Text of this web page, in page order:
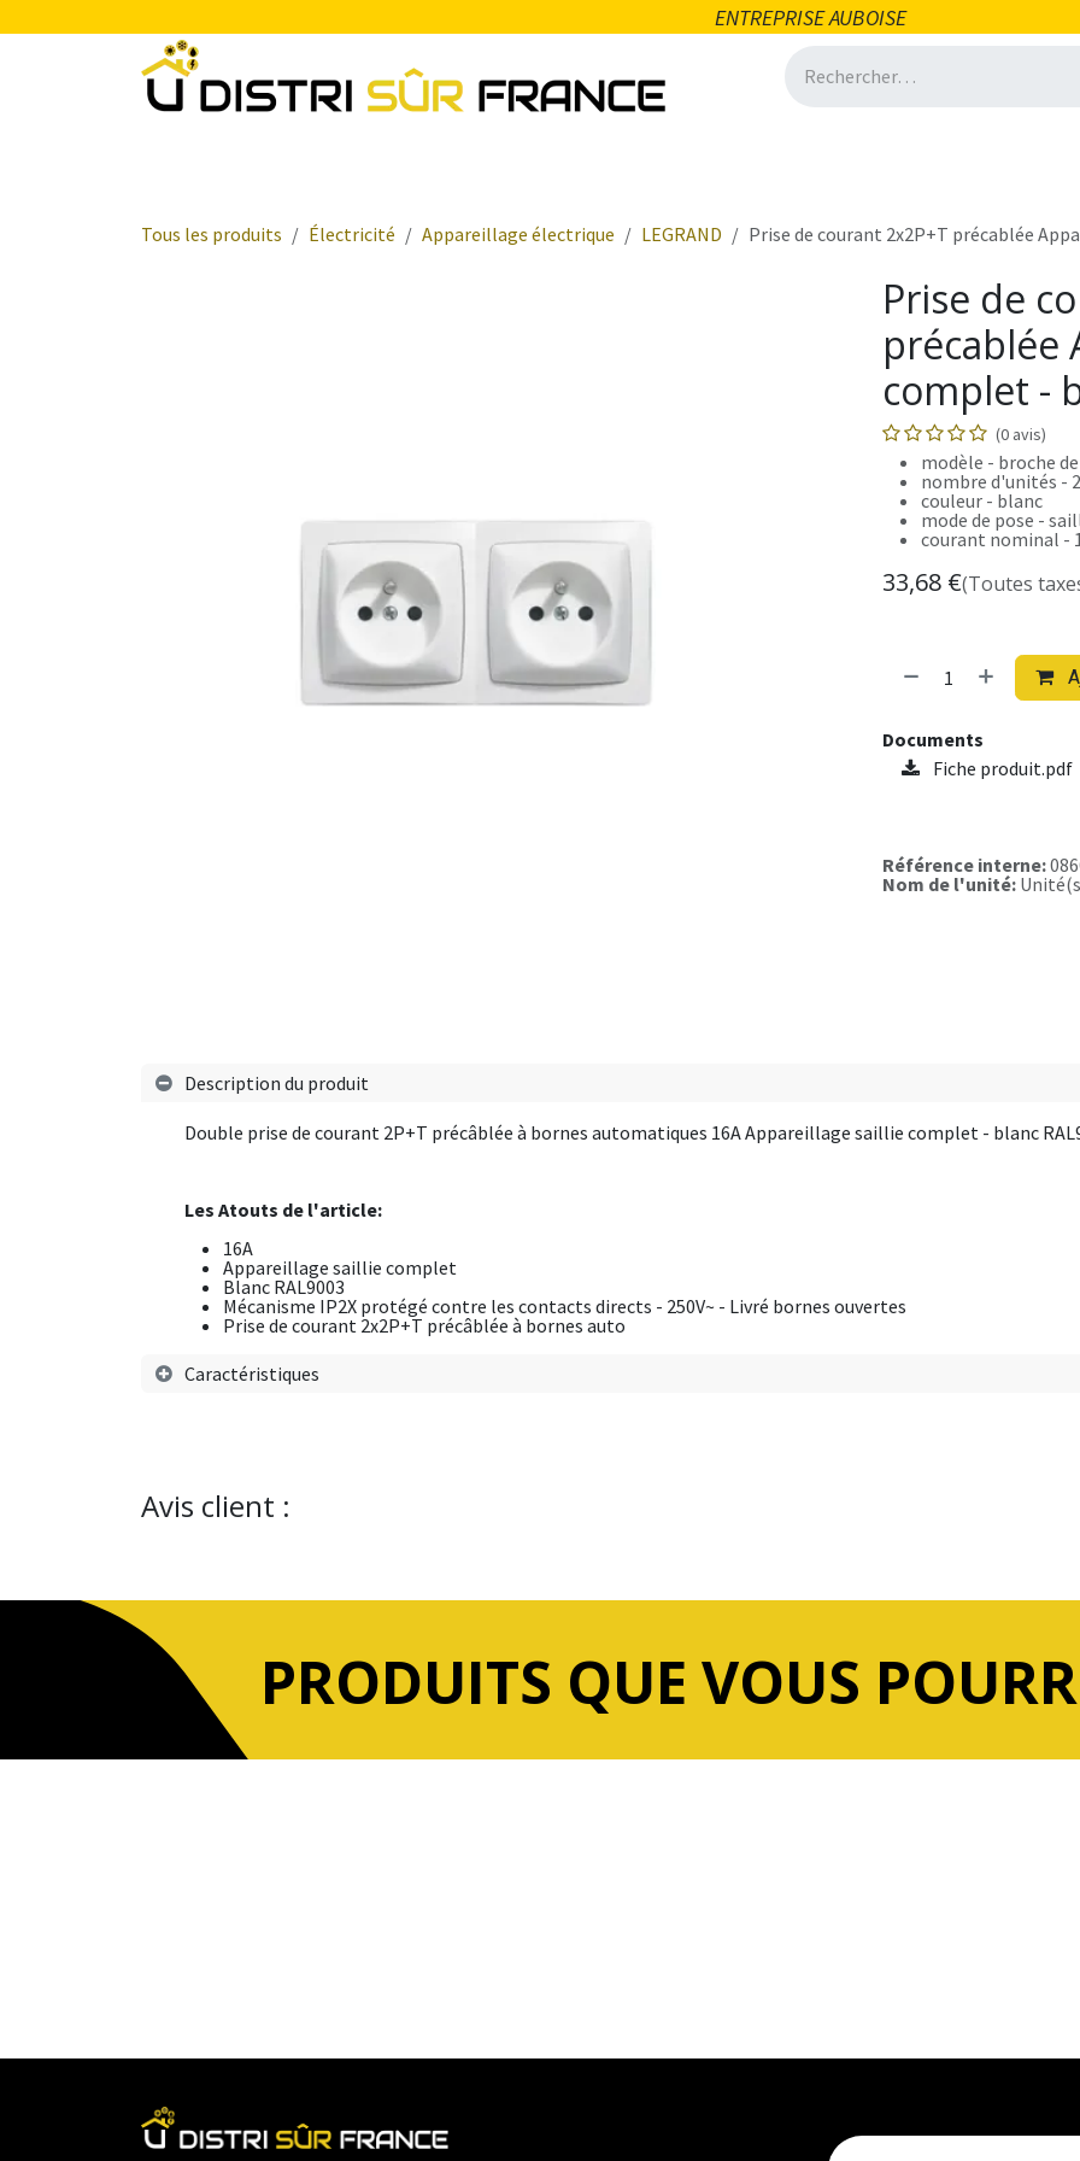
ENTREPRISE AUBOISE
Tous les produits Électricité Appareillage électrique LEGRAND Prise de courant 2x2P+T précablée
Prise de
précablée
complet -
(0 avis)
modèle - broche
nombre d'unités - 2
couleur - blanc
mode de pose -
courant nominal -
33,68 €(Toutes
Documents
Fiche produit.pdf
Référence interne:
Nom de l'unité:
Description du produit
Double prise de courant 2P+T précâblée à bornes automatiques 16A Appareillage saillie complet - blanc
Les Atouts de l'article:
16A
Appareillage saillie complet
Blanc RAL9003
Mécanisme IP2X protégé contre les contacts directs - 250V~ - Livré bornes ouvertes
Prise de courant 2x2P+T précâblée à bornes auto
Caractéristiques
Avis client :
PRODUITS QUE VOUS